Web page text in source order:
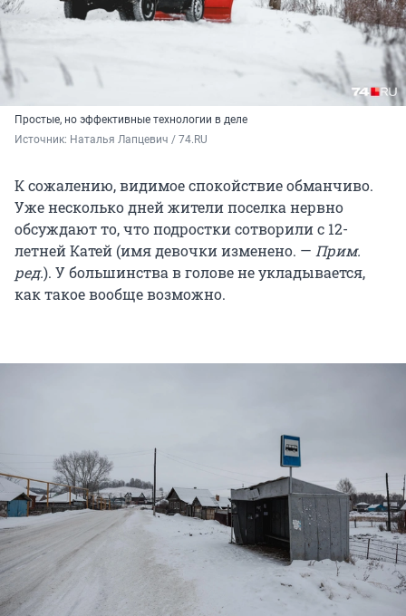
Простые, но эффективные технологии в деле
Источник: Наталья Лапцевич / 74.RU
К сожалению, видимое спокойствие обманчиво.
Уже несколько дней жители поселка нервно
обсуждают то, что подростки сотворили с 12-
летней Катей (имя девочки изменено. — Прим.
ред.). У большинства в голове не укладывается,
как такое вообще возможно.